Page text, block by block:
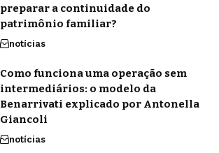
preparar a continuidade do
patrimônio familiar?
notícias
Como funciona uma operação sem
intermediários: o modelo da
Benarrivati explicado por Antonella
Giancoli
notícias